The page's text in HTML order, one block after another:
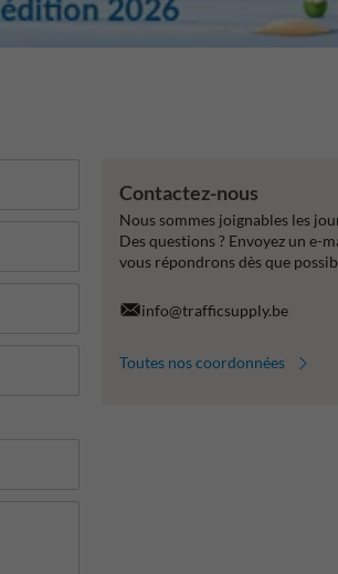
Contactez-nous
Nous sommes joignables les
Des questions ? Envoyez un e-
vous répondrons dès que
info@trafficsupply.be
Toutes nos coordonnées